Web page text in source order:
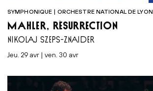
SYMPHONIQUE | ORCHESTRE NATIONAL DE LYON
MAHLER, RÉSURRECTION
NIKOLAJ SZEPS-ZNAIDER
jeu. 29 avr | ven. 30 avr